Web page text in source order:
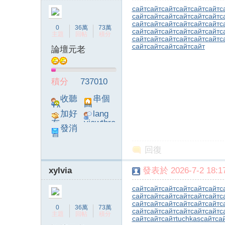
0
主題
36萬
回帖
73萬
積分
論壇元老
積分
737010
收聽
TA
串個
門
加好
友
lang
viewthre
發消
息
сайтсайтсайтсайтсайтсайт
сайтсайтсайтсайтсайтсайт
сайтсайтсайтсайтсайтсайт
сайтсайтсайтсайтсайтсайт
сайтсайтсайтсайтсайтсайт
сайтсайтсайтсайтсайт
回復
xylvia
0
主題
36萬
回帖
73萬
積分
發表於 2026-7-2
сайтсайтсайтсайтсайтсайт
сайтсайтсайтсайтсайтсайт
сайтсайтсайтсайтсайтсайт
сайтсайтсайтсайтсайтсайт
сайтсайтсайтtuchkasсайт